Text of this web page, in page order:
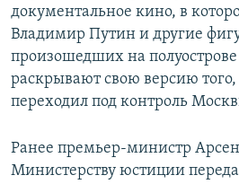
документальное кино, в
Владимир Путин и другие
произошедших на
раскрывают свою версию
переходил под контроль
Ранее премьер-министр
Министерству юстиции